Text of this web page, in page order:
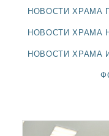
НОВОСТИ ХРАМА
НОВОСТИ ХРАМА
НОВОСТИ ХРАМА